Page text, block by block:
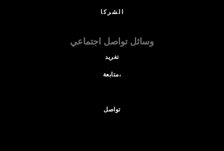
الشركا
وسائل تواصل اجتماعي
تغريد
متابعة،
تواصل